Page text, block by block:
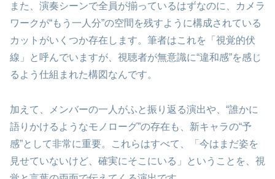
また、演奏シーンで全員が揃っているはずなのに、カメラ
ワークが“もう一人分”の空間を残すように構成されている
カットがいくつか存在します。筆者はこれを「視覚的伏
線」と呼んでいますが、視聴者が無意識に“違和感”を感じ
るよう仕組まれた構図なんです。
加えて、メンバーの一人がふと振り返る演出や、“誰かに
語りかけるようなモノローグ”の存在も、新キャラの“予
感”として非常に重要。これらはすべて、「今はまだ姿を
見せていないけど、確実にそこにいる」ということを、視